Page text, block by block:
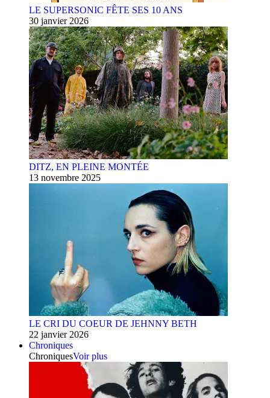
LE SUPERSONIC FÊTE SES 10 ANS
30 janvier 2026
DITZ, EN PLEINE MONTÉE
13 novembre 2025
LE CRI DU COEUR DE JEHNNY BETH
22 janvier 2026
Chroniques
ChroniquesVoir plus